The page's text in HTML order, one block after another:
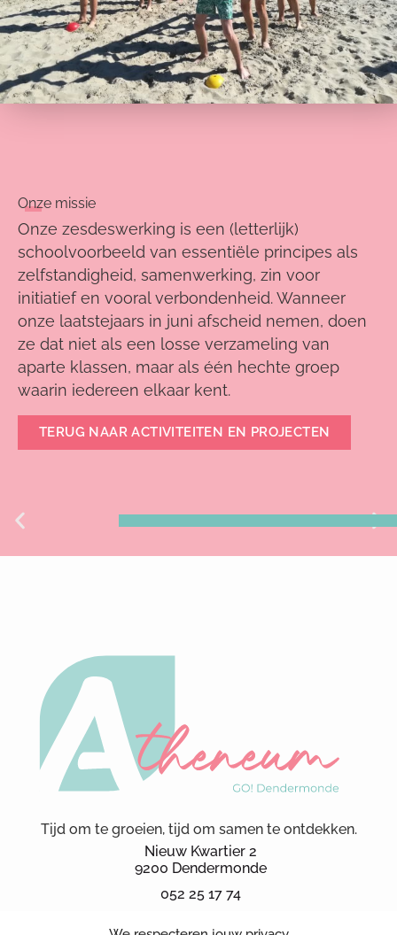
Onze missie
Onze zesdeswerking is een (letterlijk)
schoolvoorbeeld van essentiële principes als
zelfstandigheid, samenwerking, zin voor
initiatief en vooral verbondenheid. Wanneer
onze laatstejaars in juni afscheid nemen, doen
ze dat niet als een losse verzameling van
aparte klassen, maar als één hechte groep
waarin iedereen elkaar kent.
TERUG NAAR ACTIVITEITEN EN PROJECTEN
Tijd om te groeien, tijd om samen te ontdekken.
Nieuw Kwartier 2
9200 Dendermonde
052 25 17 74